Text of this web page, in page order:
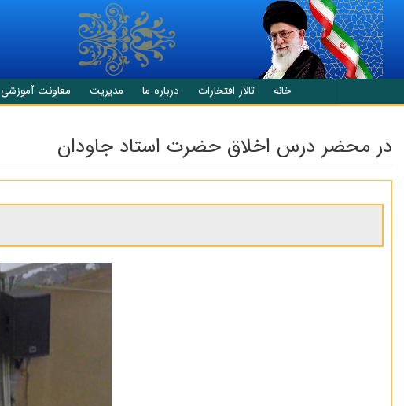
انتقال به محتوای اصلی
خانه تالار افتخارات درباره ما مدیریت معاونت آموزشی
در محضر درس اخلاق حضرت استاد جاودان